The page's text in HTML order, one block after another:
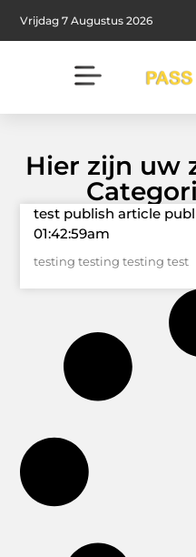
Vrijdag 7 Augustus 2026
Hier zijn uw
test publish article
01:42:59am
testing testing testing